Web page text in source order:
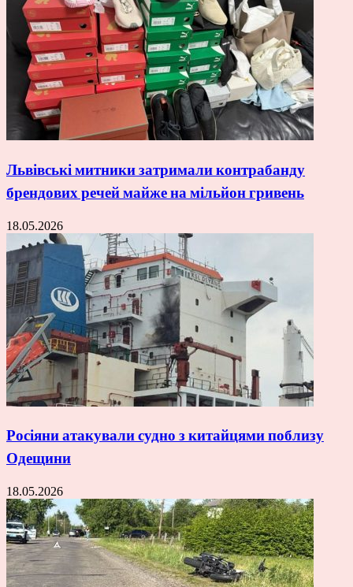
Львівські митники затримали контрабанду
брендових речей майже на мільйон гривень
18.05.2026
Росіяни атакували судно з китайцями поблизу
Одещини
18.05.2026